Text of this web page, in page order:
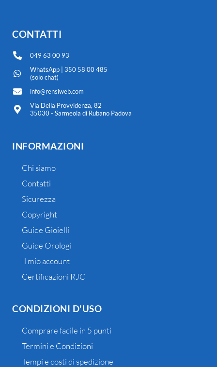
CONTATTI
049 63 00 93
WhatsApp | 350 58 00 485
(solo chat)
info@rensiweb.com
Via Della Provvidenza, 82
35030 - Sarmeola di Rubano Padova
INFORMAZIONI
Chi siamo
Contatti
Sicurezza
Copyright
Guide Gioielli
Guide Orologi
Il mio account
Certificazioni RJC
CONDIZIONI D'USO
Comprare facile in 5 punti
Termini e Condizioni
Tempi e costi di spedizione